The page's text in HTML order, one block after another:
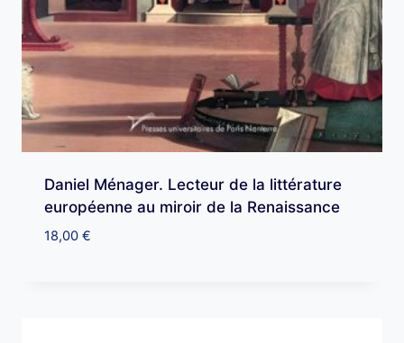
Daniel Ménager. Lecteur de la littérature
européenne au miroir de la Renaissance
18,00 €